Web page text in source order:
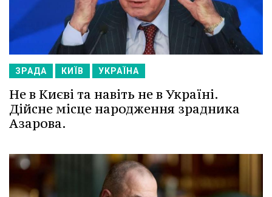
ЗРАДА КИЇВ УКРАЇНА
Не в Києві та навіть не в Україні.
Дійсне місце народження зрадника
Азарова.